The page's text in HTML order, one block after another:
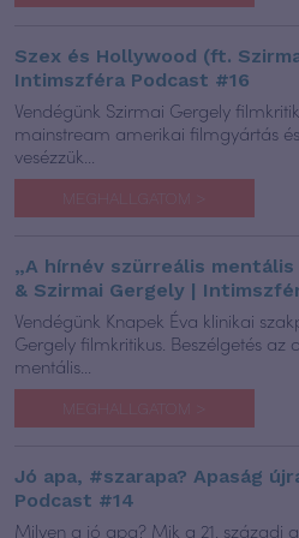
Szex és Hollywood (ft.
Intimszféra Podcast #16
Vendégünk Szirmai Gergely
mainstream amerikai filmgyártás
vesézzük...
MEGHALLGATOM >
„A hírnév szürreális
& Szirmai Gergely |
Vendégünk Knapek Éva klinikai
Gergely filmkritikus. Beszélgetés
mentális...
MEGHALLGATOM >
Jó apa, #szarapa? Apaság
Podcast #14
Milyen a jó apa? Mik a 21. századi